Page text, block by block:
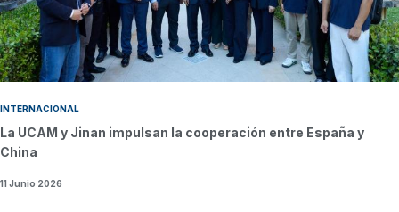
INTERNACIONAL
La UCAM y Jinan impulsan la cooperación entre España y
China
11 Junio 2026